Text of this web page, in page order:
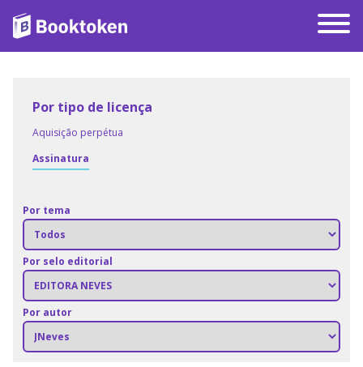
Por tipo de licença
Aquisição perpétua
Assinatura
Por tema
Por selo editorial
Por autor